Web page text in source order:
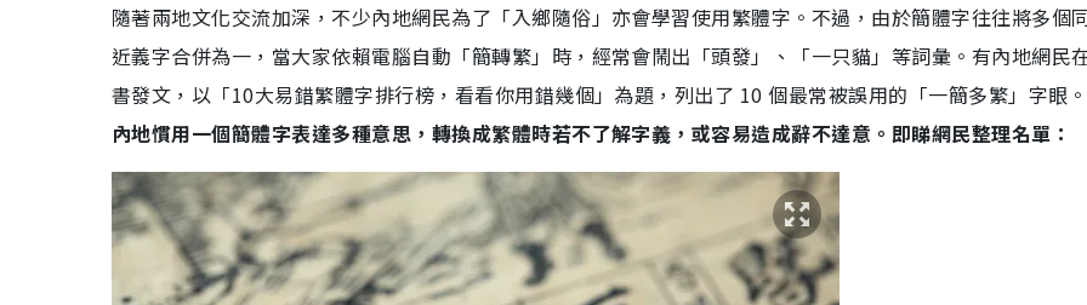
隨著兩地文化交流加深，不少內地網民為了「入鄉隨俗」亦會學習使用繁體字。不過，由於簡體字往往將多個
近義字合併為一，當大家依賴電腦自動「簡轉繁」時，經常會鬧出「頭發」、「一只貓」等詞彙。有內地網民
書發文，以「10大易錯繁體字排行榜，看看你用錯幾個」為題，列出了 10 個最常被誤用的「一簡多繁」字眼。
內地慣用一個簡體字表達多種意思，轉換成繁體時若不了解字義，或容易造成辭不達意。即睇網民整理名單：